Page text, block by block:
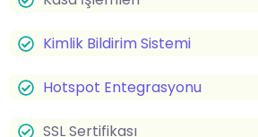
Kimlik Bildirim Sistemi
Hotspot Entegrasyonu
SSL Sertifikası